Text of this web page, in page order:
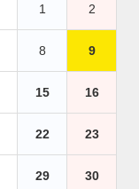
1 2
8 9
15 16
22 23
29 30